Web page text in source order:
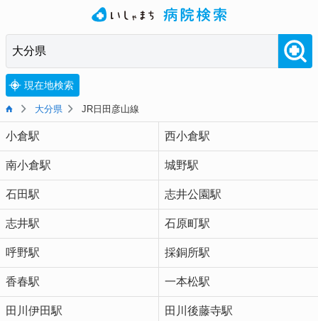
現在地検索
大分県 JR日田彦山線
小倉駅 西小倉駅
南小倉駅 城野駅
石田駅 志井公園駅
志井駅 石原町駅
呼野駅 採銅所駅
香春駅 一本松駅
田川伊田駅 田川後藤寺駅